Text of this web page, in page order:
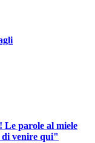
parole al miele
di venire qui"